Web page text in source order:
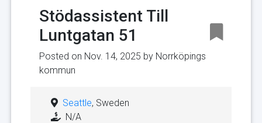
Stödassistent Till
Luntgatan 51
Posted on Nov. 14, 2025 by Norrköpings
kommun
Seattle, Sweden
N/A